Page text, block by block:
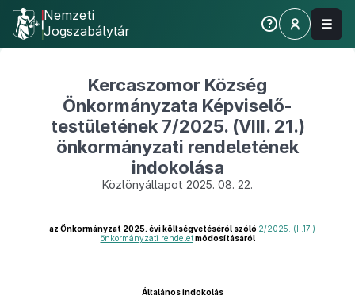
Nemzeti
Jogszabálytár
Kercaszomor Község
Önkormányzata Képviselő-
testületének 7/2025. (VIII. 21.)
önkormányzati rendeletének
indokolása
Közlönyállapot 2025. 08. 22.
az Önkormányzat 2025. évi költségvetéséról szóló 2/2025. (II.17.)
önkormányzati rendeletmódosításáról
Általános indokolás